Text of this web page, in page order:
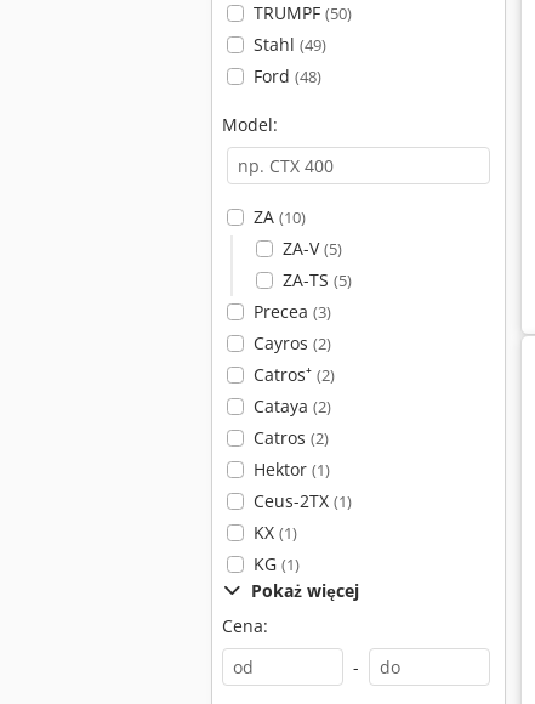
TRUMPF (50)
Stahl (49)
Ford (48)
Model:
ZA (10)
ZA-V(5)
ZA-TS (5)
Precea (3)
Cayros (2)
Catros⁺ (2)
Cataya (2)
Catros (2)
Hektor (1)
Ceus-2TX (1)
KX (1)
KG (1)
Pokaż więcej
Cena:
-